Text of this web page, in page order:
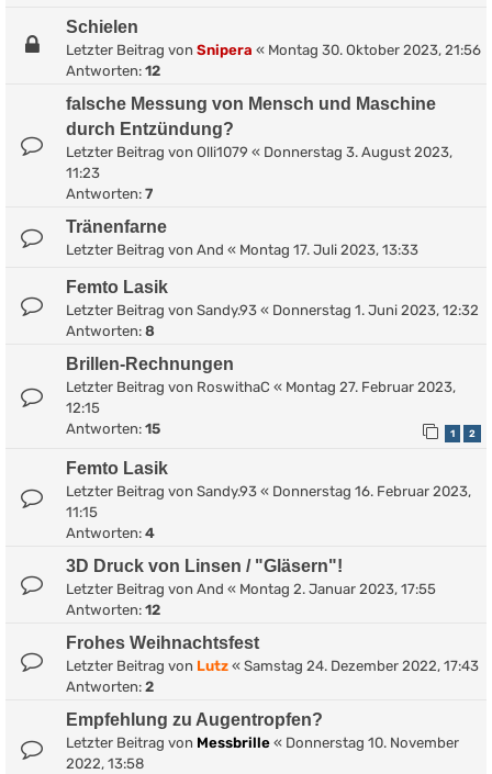
Schielen
Letzter Beitrag von Snipera « Montag 30. Oktober 2023, 21:56
Antworten: 12
falsche Messung von Mensch und Maschine
durch Entzündung?
Letzter Beitrag von Olli1079 « Donnerstag 3. August 2023,
11:23
Antworten: 7
Tränenfarne
Letzter Beitrag von And « Montag 17. Juli 2023, 13:33
Femto Lasik
Letzter Beitrag von Sandy.93 « Donnerstag 1. Juni 2023, 12:32
Antworten: 8
Brillen-Rechnungen
Letzter Beitrag von RoswithaC « Montag 27. Februar 2023,
12:15
Antworten: 15 1 2
Femto Lasik
Letzter Beitrag von Sandy.93 « Donnerstag 16. Februar 2023,
11:15
Antworten: 4
3D Druck von Linsen / "Gläsern"!
Letzter Beitrag von And « Montag 2. Januar 2023, 17:55
Antworten: 12
Frohes Weihnachtsfest
Letzter Beitrag von Lutz « Samstag 24. Dezember 2022, 17:43
Antworten: 2
Empfehlung zu Augentropfen?
Letzter Beitrag von Messbrille « Donnerstag 10. November
2022, 13:58